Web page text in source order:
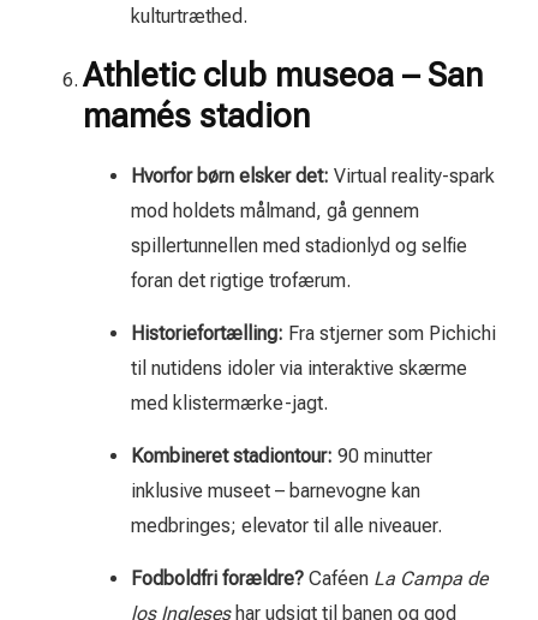
kulturtræthed.
Athletic club museoa – San
mamés stadion
Hvorfor børn elsker det: Virtual reality-spark
mod holdets målmand, gå gennem
spillertunnellen med stadionlyd og selfie
foran det rigtige trofærum.
Historiefortælling: Fra stjerner som Pichichi
til nutidens idoler via interaktive skærme
med klistermærke-jagt.
Kombineret stadiontour: 90 minutter
inklusive museet – barnevogne kan
medbringes; elevator til alle niveauer.
Fodboldfri forældre? Caféen La Campa de
los Ingleseshar udsigt til banen og god